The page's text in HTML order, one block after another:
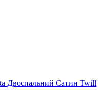
Двоспальний Сатин Twill